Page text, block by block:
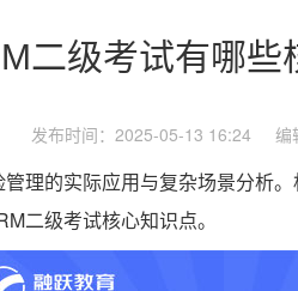
二级考试有哪些
发布时间：2025-05-13 16:24 编
理的实际应用与复杂场景分析
二级考试核心知识点。